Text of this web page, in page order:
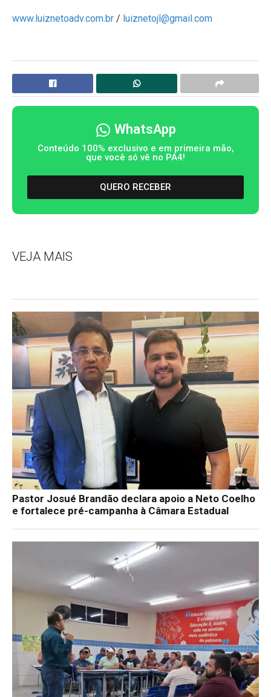
www.luiznetoadv.com.br / luiznetojl@gmail.com
WhatsApp
Conteúdo 100% exclusivo e em primeira mão,
que você só vê no PA4!
QUERO RECEBER
VEJA MAIS
Pastor Josué Brandão declara apoio a Neto Coelho
e fortalece pré-campanha à Câmara Estadual